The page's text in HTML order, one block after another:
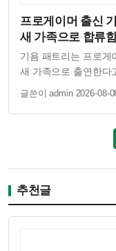
프로게이머 출신
새 가족으로 합류
기욤 패트리는 프로게
새 가족으로 출연한다
함께 슈퍼맨이 돌아
쓰여져 있는데 뒷부
인플루언서로 활동한
글쓴이 admin·2026-08-
추천글